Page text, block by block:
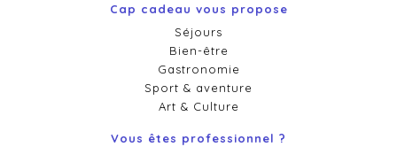
Cap cadeau vous propose
Séjours
Bien-être
Gastronomie
Sport & aventure
Art & Culture
Vous êtes professionnel ?